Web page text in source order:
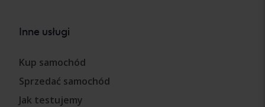
Inne usługi
Kup samochód
Sprzedać samochód
Jak testujemy